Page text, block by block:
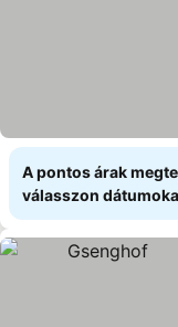
A pontos árak
válasszon